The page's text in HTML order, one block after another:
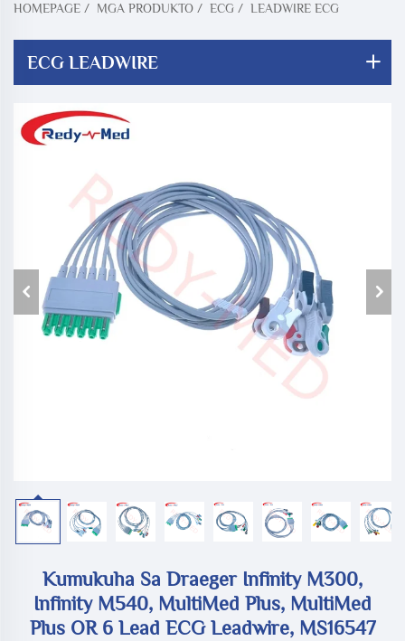
HOMEPAGE / MGA PRODUKTO / ECG / LEADWIRE ECG
ECG LEADWIRE
Kumukuha Sa Draeger Infinity M300,
Infinity M540, MultiMed Plus, MultiMed
Plus OR 6 Lead ECG Leadwire, MS16547